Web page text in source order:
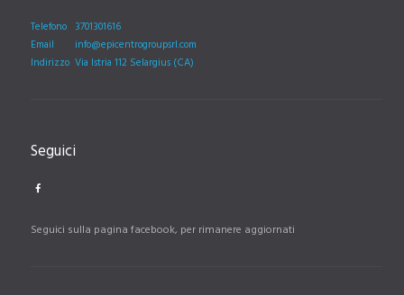
Telefono 3701301616
Email
info@epicentrogroupsrl.com
Indirizzo Via Istria 112 Selargius (CA)
Seguici
Seguici sulla pagina facebook, per rimanere aggiornati